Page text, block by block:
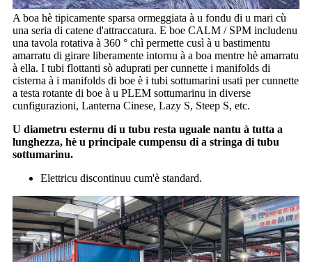
A boa hè tipicamente sparsa ormeggiata à u fondu di u mari cù
una seria di catene d'attraccatura. E boe CALM / SPM includenu
una tavola rotativa à 360 ° chì permette cusì à u bastimentu
amarratu di girare liberamente intornu à a boa mentre hè amarratu
à ella. I tubi flottanti sò aduprati per cunnette i manifolds di
cisterna à i manifolds di boe è i tubi sottumarini usati per cunnette
a testa rotante di boe à u PLEM sottumarinu in diverse
cunfigurazioni, Lanterna Cinese, Lazy S, Steep S, etc.
U diametru esternu di u tubu resta uguale nantu à tutta a
lunghezza, hè u principale cumpensu di a stringa di tubu
sottumarinu.
Elettricu discontinuu cum'è standard.